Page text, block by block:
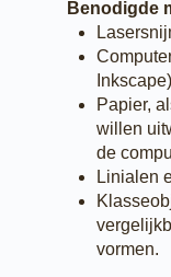
Benodigde
Inkscape)
Papier,
willen
de
Linialen
vormen.